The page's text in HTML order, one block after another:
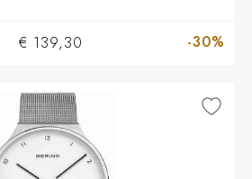
€ 139,30 -30%